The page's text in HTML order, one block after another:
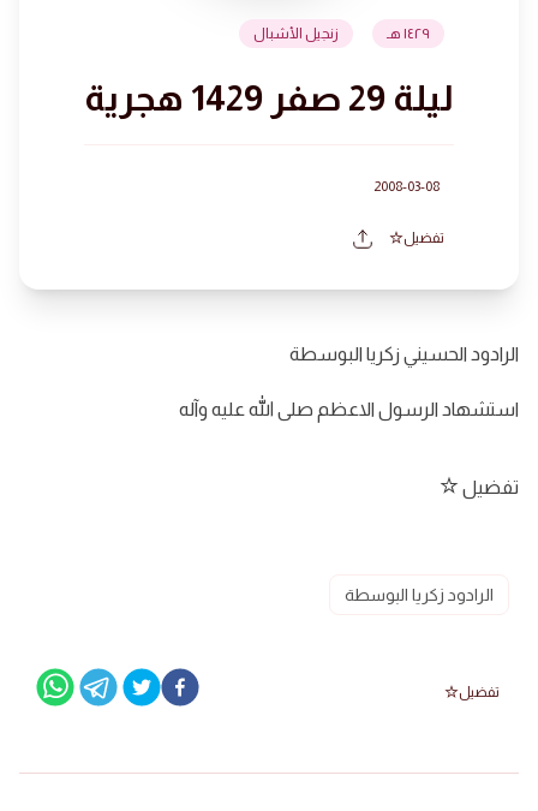
١٤٢٩ هـ زنجيل الأشبال
ليلة 29 صفر 1429 هجرية
2008-03-08
تفضيل
الرادود الحسيني زكريا البوسطة
استشهاد الرسول الاعظم صلى الله عليه وآله
تفضيل
الرادود زكريا البوسطة
تفضيل